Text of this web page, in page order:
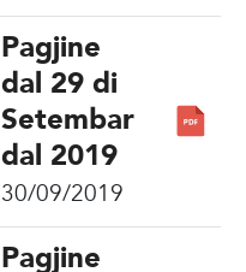
Pagjine
dal 29 di
Setembar
dal 2019
30/09/2019
Pagjine